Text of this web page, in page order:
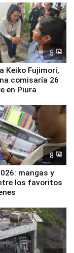
5
comisaría 26
en Piura
8
mangas y
los favoritos